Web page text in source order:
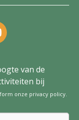
van de
bij
onze privacy policy